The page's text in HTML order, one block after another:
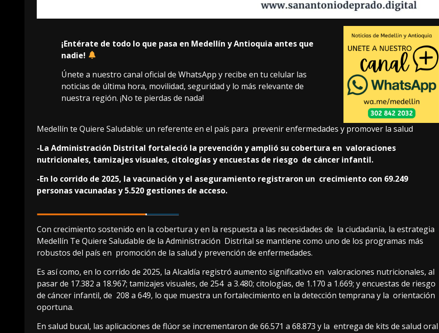
¡Entérate de todo lo que pasa en Medellín y Antioquia antes que
nadie!
Únete a nuestro canal oficial de WhatsApp y recibe en tu celular las
noticias de última hora, movilidad, seguridad y lo más relevante de
nuestra región. ¡No te pierdas de nada!
Medellín te Quiere Saludable: un referente en el país para prevenir enfermedades y promover la salud
-La Administración Distrital fortaleció la prevención y amplió su cobertura en valoraciones
nutricionales, tamizajes visuales, citologías y encuestas de riesgo de cáncer infantil.
-En lo corrido de 2025, la vacunación y el aseguramiento registraron un crecimiento con 69.249
personas vacunadas y 5.520 gestiones de acceso.
Con crecimiento sostenido en la cobertura y en la respuesta a las necesidades de la ciudadanía, la estrategia
Medellín Te Quiere Saludable de la Administración Distrital se mantiene como uno de los programas más
robustos del país en promoción de la salud y prevención de enfermedades.
Es así como, en lo corrido de 2025, la Alcaldía registró aumento significativo en valoraciones nutricionales, al
pasar de 17.382 a 18.967; tamizajes visuales, de 254 a 3.480; citologías, de 1.170 a 1.669; y encuestas de riesgo
de cáncer infantil, de 208 a 649, lo que muestra un fortalecimiento en la detección temprana y la orientación
oportuna.
En salud bucal, las aplicaciones de flúor se incrementaron de 66.571 a 68.873 y la entrega de kits de salud oral